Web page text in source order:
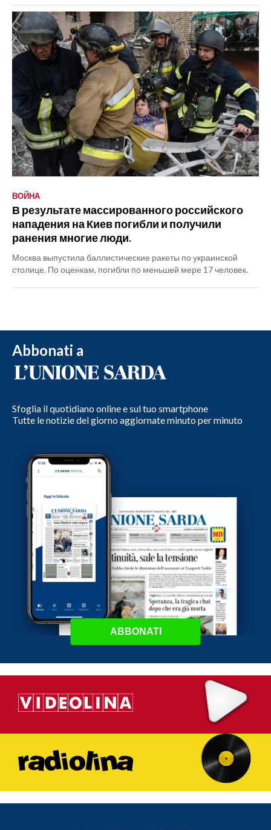
ВОЙНА
В результате массированного российского
нападения на Киев погибли и получили
ранения многие люди.
Москва выпустила баллистические ракеты по украинской
столице. По оценкам, погибли по меньшей мере 17 человек.
Abbonati a
Sfoglia il quotidiano online e sul tuo smartphone
Tutte le notizie del giorno aggiornate minuto per minuto
ABBONATI